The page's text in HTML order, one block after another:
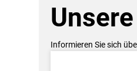
Informieren Sie sich